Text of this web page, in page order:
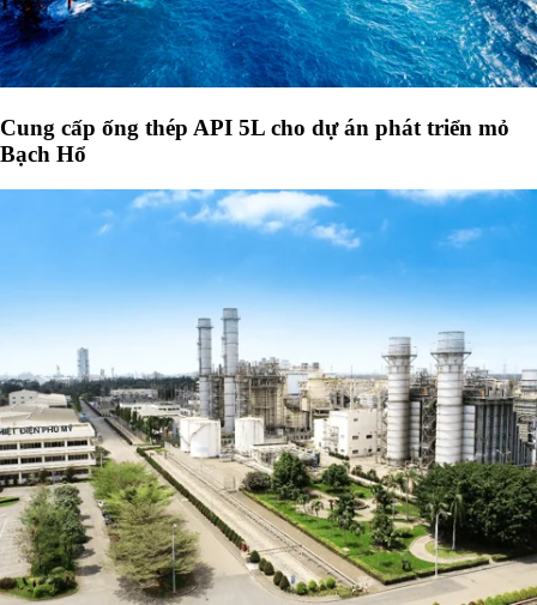
Cung cấp ống thép API 5L cho dự án phát triển mỏ
Bạch Hổ